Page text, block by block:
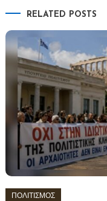
RELATED POSTS
ΠΟΛΙΤΙΣΜΟΣ